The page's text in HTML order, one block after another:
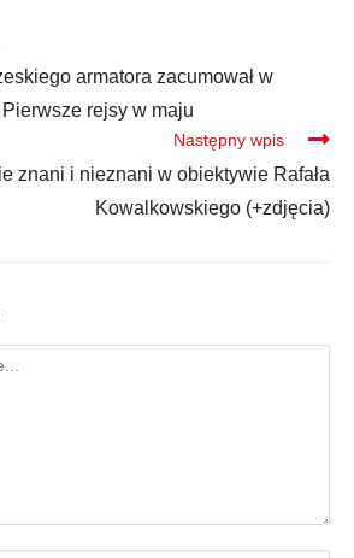
armatora zacumował w
rejsy w maju
Następny wpis
znani i nieznani w obiektywie Rafała
Kowalkowskiego (+zdjęcia)